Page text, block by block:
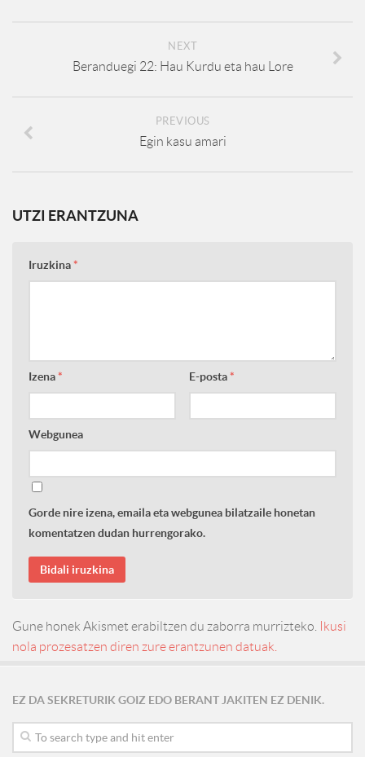
NEXT
Beranduegi 22: Hau Kurdu eta hau Lore
PREVIOUS
Egin kasu amari
UTZI ERANTZUNA
Iruzkina*
Izena* E-posta*
Webgunea
Gorde nire izena, emaila eta webgunea bilatzaile honetan
komentatzen dudan hurrengorako.
Gune honek Akismet erabiltzen du zaborra murrizteko.
Ikusi
nola prozesatzen diren zure erantzunen datuak.
EZ DA SEKRETURIK GOIZ EDO BERANT JAKITEN EZ DENIK.